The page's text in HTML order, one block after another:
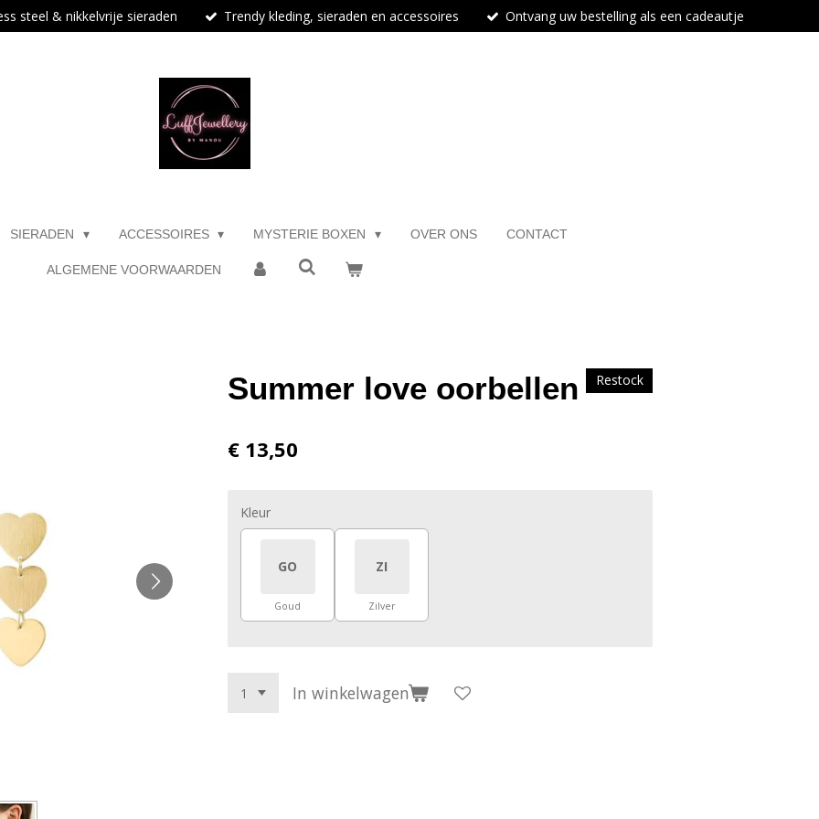
steel & nikkelvrije sieraden Trendy kleding, sieraden en accessoires Ontvang uw bestelling als een cadeautje
SIERADEN ACCESSOIRES MYSTERIE BOXEN OVER ONS CONTACT
ALGEMENE VOORWAARDEN
Summer love oorbellen Restock
€ 13,50
Kleur
GO
Goud
ZI
Zilver
In winkelwagen